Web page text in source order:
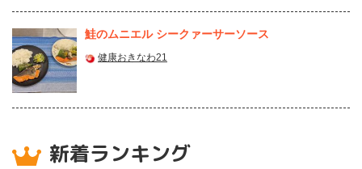
鮭のムニエル シークァーサーソース
健康おきなわ21
新着ランキング